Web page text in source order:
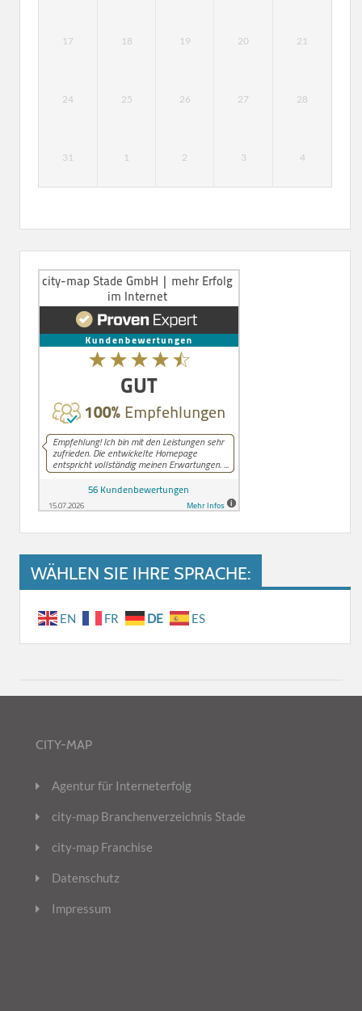
17 18 19 20 21
24 25 26 27 28
31 1 2 3 4
WÄHLEN SIE IHRE SPRACHE:
EN FR DE ES
CITY-MAP
Agentur für Interneterfolg
city-map Branchenverzeichnis Stade
city-map Franchise
Datenschutz
Impressum